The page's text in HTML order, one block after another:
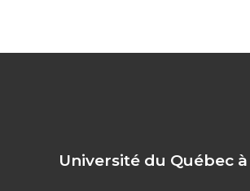
Université du Québec